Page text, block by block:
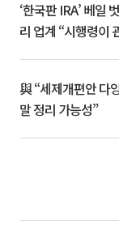
‘한국판 IRA’ 베일
리 업계 “시행령이
與 “세제개편안 다
말 정리 가능성”